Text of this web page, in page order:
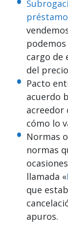
cargo de
del
Pacto
acuerdo
acreedor
cómo lo
Normas
normas
llamada «
que
apuros.